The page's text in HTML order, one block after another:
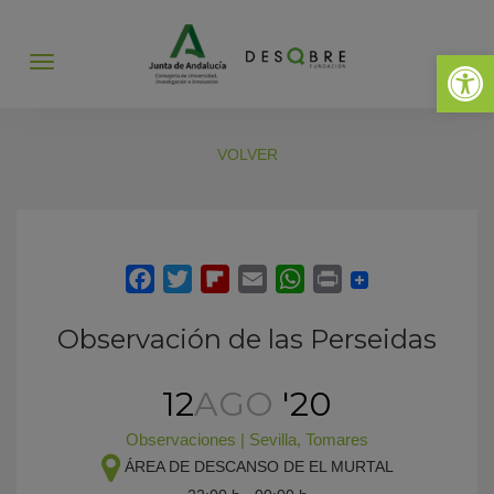
Abrir
Abrir
VOLVER
Observación de las Perseidas
12AGO '20
Observaciones | Sevilla, Tomares
ÁREA DE DESCANSO DE EL MURTAL